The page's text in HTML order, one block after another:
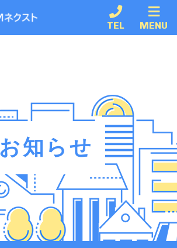
TEL MENU
お知らせ